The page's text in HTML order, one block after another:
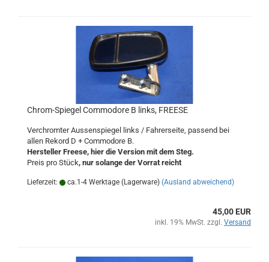
Chrom-Spiegel Commodore B links, FREESE
Verchromter Aussenspiegel links / Fahrerseite, passend bei
allen Rekord D + Commodore B.
Hersteller Freese, hier die Version mit dem Steg.
Preis pro Stück, nur solange der Vorrat reicht
Lieferzeit: ca.1-4 Werktage (Lagerware) (Ausland abweichend)
45,00 EUR
inkl. 19% MwSt. zzgl. Versand